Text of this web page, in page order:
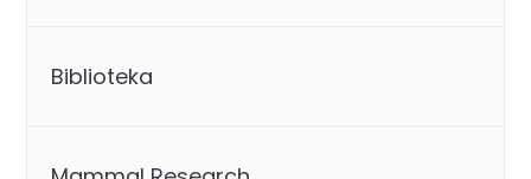
Biblioteka